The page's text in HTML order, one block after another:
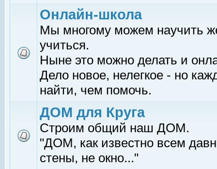
Онлайн-школа
Мы многому можем научить
учиться.
Ныне это можно делать и
Дело новое, нелегкое - но
найти, чем помочь.
ДОМ для Круга
Строим общий наш ДОМ.
"ДОМ, как известно всем
стены, не окно..."